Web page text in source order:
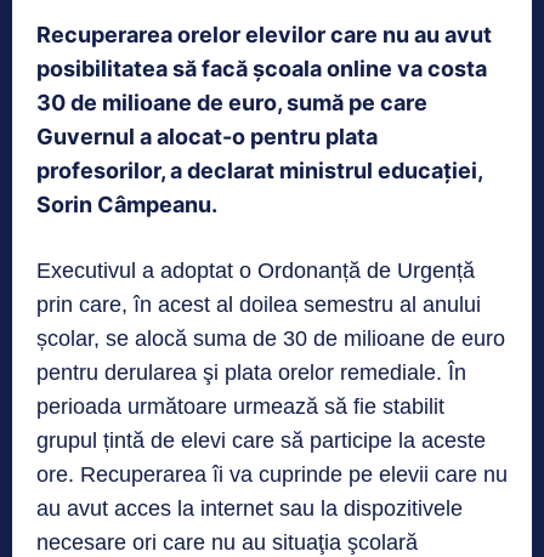
Recuperarea orelor elevilor care nu au avut
posibilitatea să facă școala online va costa
30 de milioane de euro, sumă pe care
Guvernul a alocat-o pentru plata
profesorilor, a declarat ministrul educației,
Sorin Câmpeanu.
Executivul a adoptat o Ordonanță de Urgență
prin care, în acest al doilea semestru al anului
școlar, se alocă suma de 30 de milioane de euro
pentru derularea şi plata orelor remediale. În
perioada următoare urmează să fie stabilit
grupul țintă de elevi care să participe la aceste
ore. Recuperarea îi va cuprinde pe elevii care nu
au avut acces la internet sau la dispozitivele
necesare ori care nu au situaţia şcolară